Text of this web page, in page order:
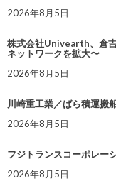
2026年8月5日
株式会社Univearth、倉
ネットワークを拡大〜
2026年8月5日
川崎重工業／ばら積運搬
2026年8月5日
フジトランスコーポレー
2026年8月5日